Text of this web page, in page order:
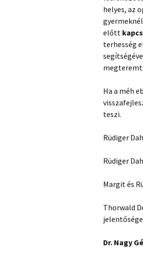
helyes, az
előtt
terhesség
Ha a méh
teszi.
Rüdiger
Rüdiger
Margit és
Thorwald
jelentősége
Dr. Nagy